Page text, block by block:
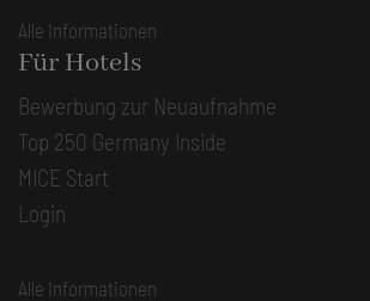
Alle Informationen
Für Hotels
Bewerbung zur Neuaufnahme
Top 250 Germany Inside
MICE Start
Login
Alle Informationen